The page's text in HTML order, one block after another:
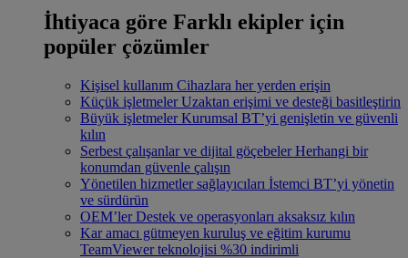
İhtiyaca göre Farklı ekipler için
popüler çözümler
Kişisel kullanım Cihazlara her yerden erişin
Küçük işletmeler Uzaktan erişimi ve desteği basitleştirin
Büyük işletmeler Kurumsal BT’yi genişletin ve güvenli
kılın
Serbest çalışanlar ve dijital göçebeler Herhangi bir
konumdan güvenle çalışın
Yönetilen hizmetler sağlayıcıları İstemci BT’yi yönetin
ve sürdürün
OEM’ler Destek ve operasyonları aksaksız kılın
Kar amacı gütmeyen kuruluş ve eğitim kurumu
TeamViewer teknolojisi %30 indirimli